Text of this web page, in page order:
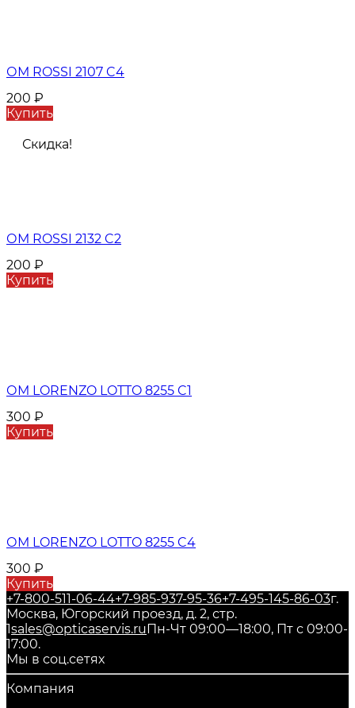
ОМ ROSSI 2107 C4
200 ₽
Купить
Скидка!
ОМ ROSSI 2132 C2
200 ₽
Купить
ОМ LORENZO LOTTO 8255 C1
300 ₽
Купить
ОМ LORENZO LOTTO 8255 C4
300 ₽
Купить
+7-800-511-06-44+7-985-937-95-36+7-495-145-86-03г.
Москва, Югорский проезд, д. 2, стр.
1sales@opticaservis.ruПн-Чт 09:00—18:00, Пт с 09:00-
17:00.
Мы в соц.сетях
Компания